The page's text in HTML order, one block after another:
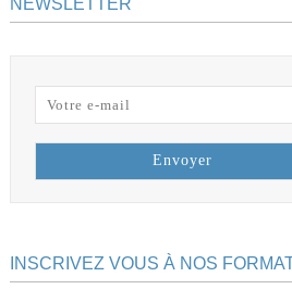
NEWSLETTER
INSCRIVEZ VOUS À NOS